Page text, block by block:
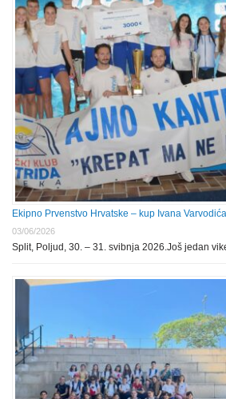
Ekipno Prvenstvo Hrvatske – kup Ivana Varvodića
03/06/2026
Split, Poljud, 30. – 31. svibnja 2026.Još jedan